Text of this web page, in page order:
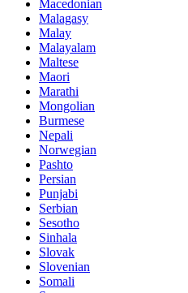
Macedonian
Malagasy
Malay
Malayalam
Maltese
Maori
Marathi
Mongolian
Burmese
Nepali
Norwegian
Pashto
Persian
Punjabi
Serbian
Sesotho
Sinhala
Slovak
Slovenian
Somali